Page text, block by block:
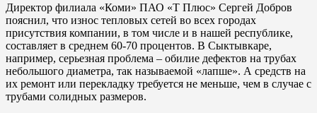
Директор филиала «Коми» ПАО «Т Плюс» Сергей Добров
пояснил, что износ тепловых сетей во всех городах
присутствия компании, в том числе и в нашей республике,
составляет в среднем 60-70 процентов. В Сыктывкаре,
например, серьезная проблема – обилие дефектов на трубах
небольшого диаметра, так называемой «лапше». А средств на
их ремонт или перекладку требуется не меньше, чем в случае с
трубами солидных размеров.